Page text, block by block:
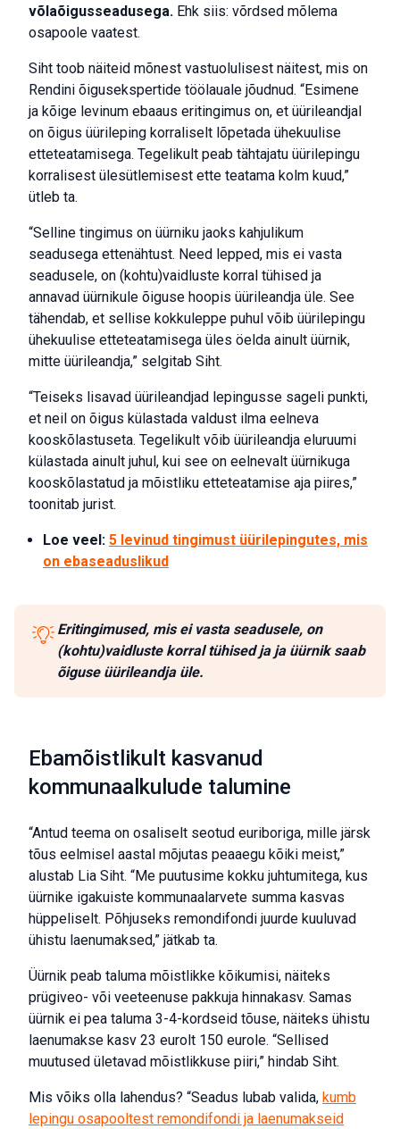
võlaõigusseadusega. Ehk siis: võrdsed mõlema
osapoole vaatest.
Siht toob näiteid mõnest vastuolulisest näitest, mis on
Rendini õigusekspertide töölauale jõudnud. “Esimene
ja kõige levinum ebaaus eritingimus on, et üürileandjal
on õigus üürileping korraliselt lõpetada ühekuulise
etteteatamisega. Tegelikult peab tähtajatu üürilepingu
korralisest ülesütlemisest ette teatama kolm kuud,”
ütleb ta.
“Selline tingimus on üürniku jaoks kahjulikum
seadusega ettenähtust. Need lepped, mis ei vasta
seadusele, on (kohtu)vaidluste korral tühised ja
annavad üürnikule õiguse hoopis üürileandja üle. See
tähendab, et sellise kokkuleppe puhul võib üürilepingu
ühekuulise etteteatamisega üles öelda ainult üürnik,
mitte üürileandja,” selgitab Siht.
“Teiseks lisavad üürileandjad lepingusse sageli punkti,
et neil on õigus külastada valdust ilma eelneva
kooskõlastuseta. Tegelikult võib üürileandja eluruumi
külastada ainult juhul, kui see on eelnevalt üürnikuga
kooskõlastatud ja mõistliku etteteatamise aja piires,”
toonitab jurist.
Loe veel: 5 levinud tingimust üürilepingutes, mis
on ebaseaduslikud
Eritingimused, mis ei vasta seadusele, on
(kohtu)vaidluste korral tühised ja ja üürnik saab
õiguse üürileandja üle.
Ebamõistlikult kasvanud
kommunaalkulude talumine
“Antud teema on osaliselt seotud euriboriga, mille järsk
tõus eelmisel aastal mõjutas peaaegu kõiki meist,”
alustab Lia Siht. “Me puutusime kokku juhtumitega, kus
üürnike igakuiste kommunaalarvete summa kasvas
hüppeliselt. Põhjuseks remondifondi juurde kuuluvad
ühistu laenumaksed,” jätkab ta.
Üürnik peab taluma mõistlikke kõikumisi, näiteks
prügiveo- või veeteenuse pakkuja hinnakasv. Samas
üürnik ei pea taluma 3-4-kordseid tõuse, näiteks ühistu
laenumakse kasv 23 eurolt 150 eurole. “Sellised
muutused ületavad mõistlikkuse piiri,” hindab Siht.
Mis võiks olla lahendus? “Seadus lubab valida, kumb
lepingu osapooltest remondifondi ja laenumakseid